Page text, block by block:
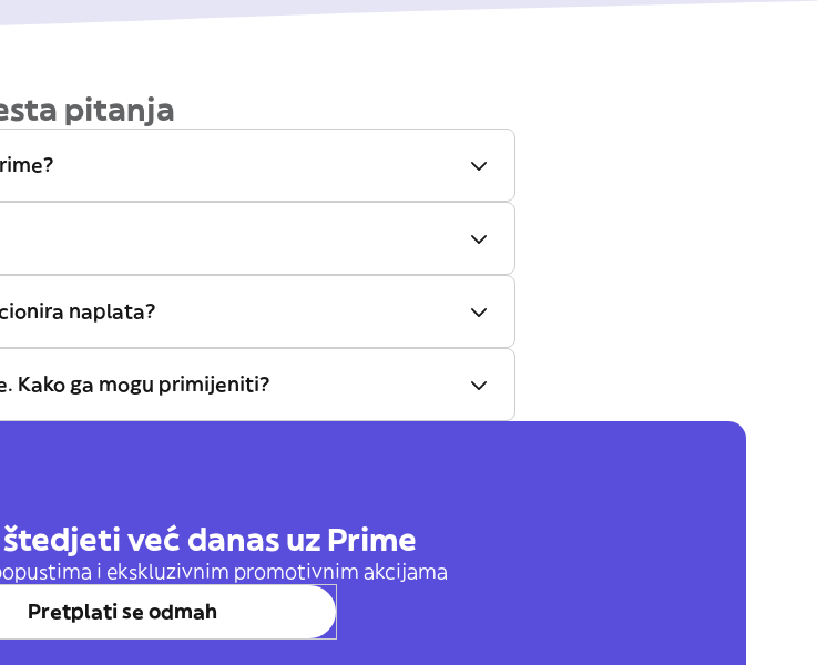
pitanja
naplata?
Kako ga mogu primijeniti?
već danas uz Prime
i ekskluzivnim promotivnim akcijama
Pretplati se odmah